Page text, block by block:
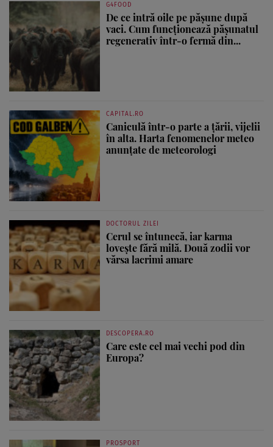
G4FOOD
De ce intră oile pe pășune după
vaci. Cum funcționează pășunatul
regenerativ într-o fermă din...
CAPITAL.RO
Caniculă într-o parte a țării, vijelii
în alta. Harta fenomenelor meteo
anunțate de meteorologi
DOCTORUL ZILEI
Cerul se întunecă, iar karma
lovește fără milă. Două zodii vor
vărsa lacrimi amare
DESCOPERA.RO
Care este cel mai vechi pod din
Europa?
PROSPORT